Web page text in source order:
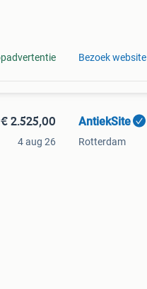
Bezoek website
€ 2.525,00
4 aug 26
AntiekSite
Rotterdam